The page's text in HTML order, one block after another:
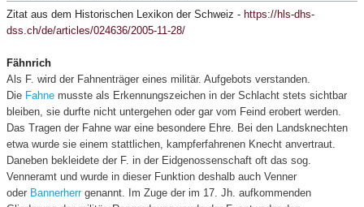
Zitat aus dem Historischen Lexikon der Schweiz - https://hls-dhs-
dss.ch/de/articles/024636/2005-11-28/
Fähnrich
Als F. wird der Fahnenträger eines militär. Aufgebots verstanden.
Die Fahne musste als Erkennungszeichen in der Schlacht stets sichtbar
bleiben, sie durfte nicht untergehen oder gar vom Feind erobert werden.
Das Tragen der Fahne war eine besondere Ehre. Bei den Landsknechten
etwa wurde sie einem stattlichen, kampferfahrenen Knecht anvertraut.
Daneben bekleidete der F. in der Eidgenossenschaft oft das sog.
Venneramt und wurde in dieser Funktion deshalb auch Venner
oder Bannerherrgenannt. Im Zuge der im 17. Jh. aufkommenden